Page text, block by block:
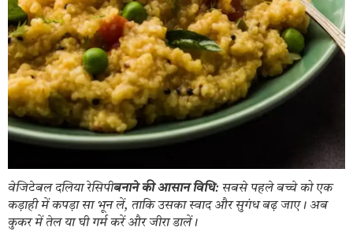
वेजिटेबल दलिया रेसिपीबनाने की आसान विधि: सबसे पहले बच्चे को एक
कड़ाही में कपड़ा सा भून लें, ताकि उसका स्वाद और सुगंध बढ़ जाए। अब
कुकर में तेल या घी गर्म करें और जीरा डालें।